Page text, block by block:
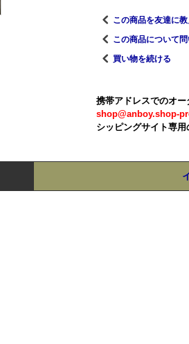
この商品を友達に教
この商品について
買い物を続ける
携帯アドレスでのオ
shop@anboy.shop-
シッピングサイト専用